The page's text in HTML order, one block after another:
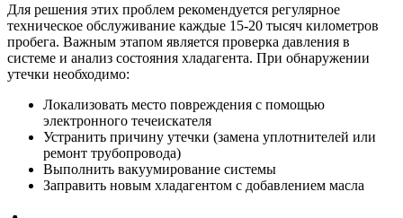
Для решения этих проблем рекомендуется регулярное
техническое обслуживание каждые 15-20 тысяч километров
пробега. Важным этапом является проверка давления в
системе и анализ состояния хладагента. При обнаружении
утечки необходимо:
Локализовать место повреждения с помощью
электронного течеискателя
Устранить причину утечки (замена уплотнителей или
ремонт трубопровода)
Выполнить вакуумирование системы
Заправить новым хладагентом с добавлением масла